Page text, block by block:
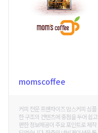
momscoffee
커피 전문 프랜차이즈 맘스커피 심플
한 구조의 컨텐츠에 중점을 두어 쉽고
편한 정보제공이 주요 포인트로 제작